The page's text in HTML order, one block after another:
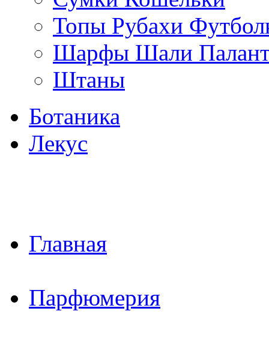
Топы Рубахи
Шарфы Шали
Штаны
Ботаника
Лекус
Главная
Парфюмерия